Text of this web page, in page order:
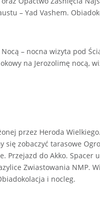
– Yad Vashem.
– nocna wizyta pod
na Jerozolimę nocą,
przez Heroda
zobaczyć tarasowe
Przejazd do Akko. Spacer
Zwiastowania NMP.
i nocleg.